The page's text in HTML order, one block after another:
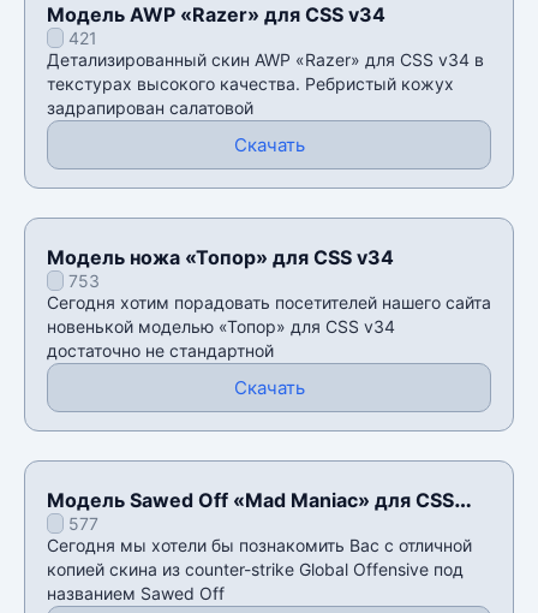
Модель AWP «Razer» для CSS v34
421
Детализированный скин AWP «Razer» для CSS v34 в
текстурах высокого качества. Ребристый кожух
задрапирован салатовой
Скачать
Модель ножа «Топор» для CSS v34
753
Сегодня хотим порадовать посетителей нашего сайта
новенькой моделью «Топор» для CSS v34
достаточно не стандартной
Скачать
Модель Sawed Off «Mad Maniac» для CSS
v34577
Сегодня мы хотели бы познакомить Вас с отличной
копией скина из counter-strike Global Offensive под
названием Sawed Off